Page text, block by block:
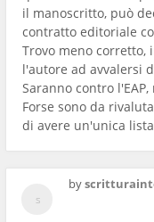
il manoscritto, può
contratto editoriale
Trovo meno corretto,
l'autore ad avvalersi
Saranno contro
Forse sono da
di avere un'unica
by